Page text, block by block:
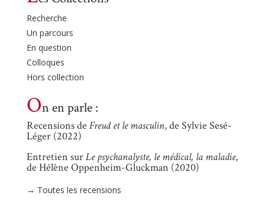
Recherche
Un parcours
En question
Colloques
Hors collection
On en parle :
Recensions de Freud et le masculin, de Sylvie Sesé-
Léger (2022)
Entretien surLe psychanalyste, le médical, la maladie,
de Hélène Oppenheim-Gluckman (2020)
→ Toutes les recensions